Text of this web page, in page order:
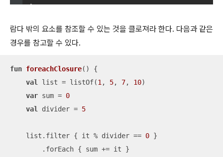
람다 밖의 요소를 참조할 수 있는 것을 클로져라 한다. 다음과 같은
경우를 참고할 수 있다.
fun foreachClosure()
{
val
list = listOf(1 , 5, 7, 10)
var sum = 0
val
divider = 5
    list.filter { it % divider ==
0 }
        .forEach { sum += it }